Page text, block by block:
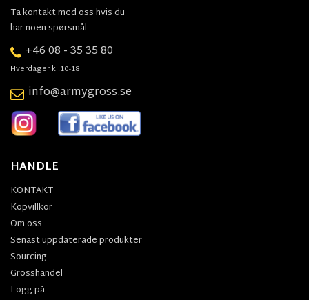
Ta kontakt med oss hvis du
har noen spørsmål
+46 08 - 35 35 80
Hverdager kl.10-18
info@armygross.se
HANDLE
KONTAKT
Köpvillkor
Om oss
Senast uppdaterade produkter
Sourcing
Grosshandel
Logg på